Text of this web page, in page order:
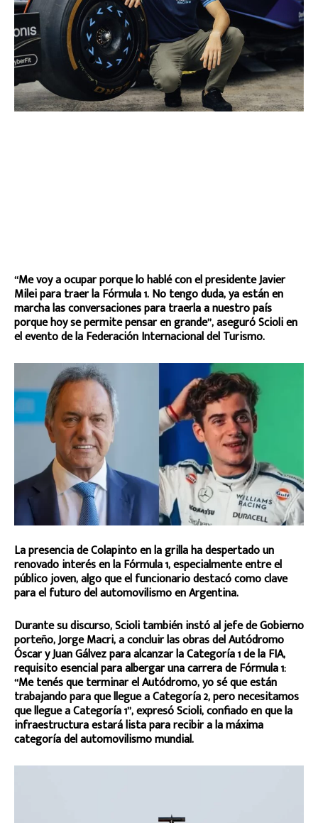
“Me voy a ocupar porque lo hablé con el presidente Javier
Milei para traer la Fórmula 1. No tengo duda, ya están en
marcha las conversaciones para traerla a nuestro país
porque hoy se permite pensar en grande”, aseguró Scioli en
el evento de la Federación Internacional del Turismo.
La presencia de Colapinto en la grilla ha despertado un
renovado interés en la Fórmula 1, especialmente entre el
público joven, algo que el funcionario destacó como clave
para el futuro del automovilismo en Argentina.
Durante su discurso, Scioli también instó al jefe de Gobierno
porteño, Jorge Macri, a concluir las obras del Autódromo
Óscar y Juan Gálvez para alcanzar la Categoría 1 de la FIA,
requisito esencial para albergar una carrera de Fórmula 1:
“Me tenés que terminar el Autódromo, yo sé que están
trabajando para que llegue a Categoría 2, pero necesitamos
que llegue a Categoría 1”, expresó Scioli, confiado en que la
infraestructura estará lista para recibir a la máxima
categoría del automovilismo mundial.